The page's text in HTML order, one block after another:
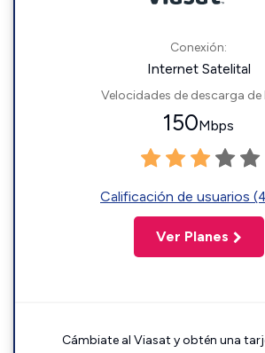
Conexión:
Internet Satelital
Velocidades de descarga de
150Mbps
Calificación de usuarios
Ver Planes
Cámbiate al Viasat y obtén una